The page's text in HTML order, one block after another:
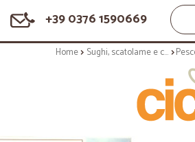
+39 0376 1590669
Home Sughi, scatolame e condimenti